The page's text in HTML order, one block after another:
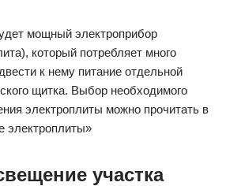
мощный электроприбор
который потребляет много
к нему питание отдельной
щитка. Выбор необходимого
электроплиты можно прочитать в
электроплиты»
участка